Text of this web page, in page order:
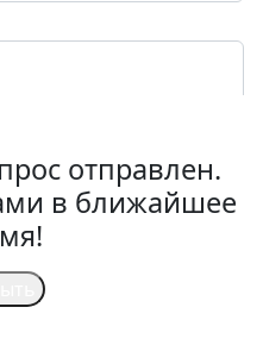
вы соглашаетесь
данных.
отправлен.
в ближайшее